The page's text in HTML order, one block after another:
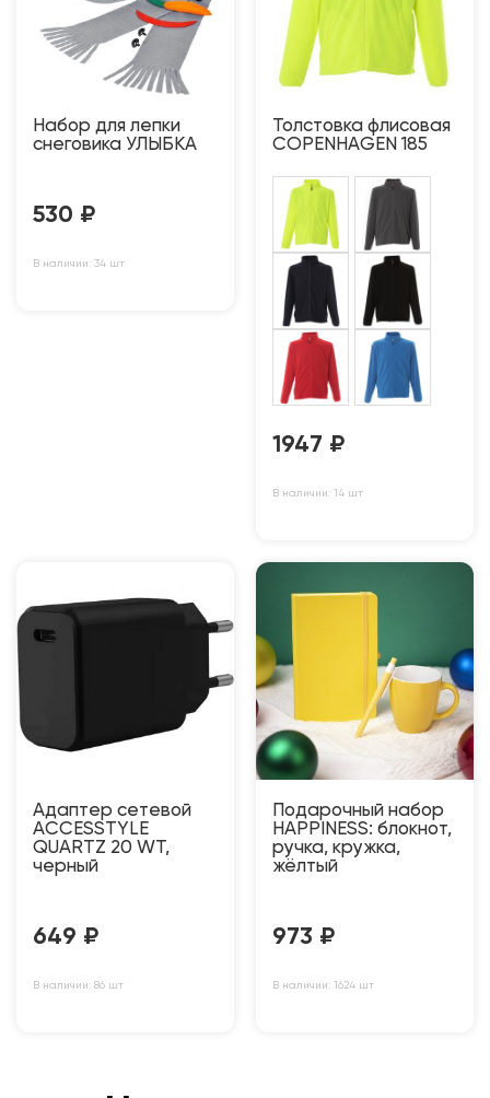
Набор для лепки
снеговика УЛЫБКА
530 ₽
В наличии: 34 шт
Толстовка флисовая
COPENHAGEN 185
1947 ₽
В наличии: 14 шт
Адаптер сетевой
ACCESSTYLE
QUARTZ 20 WT,
черный
649 ₽
В наличии: 86 шт
Подарочный набор
HAPPINESS: блокнот,
ручка, кружка,
жёлтый
973 ₽
В наличии: 1624 шт